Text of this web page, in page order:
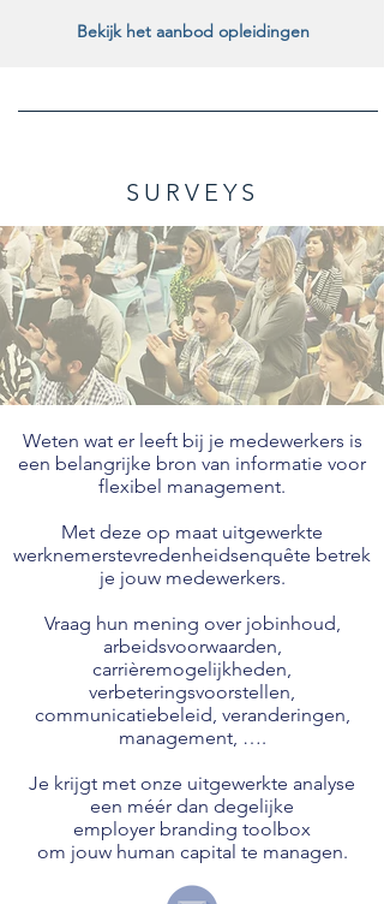
SURVEYS
Bekijk het aanbod opleidingen
Weten wat er leeft bij je medewerkers is
een belangrijke bron van informatie voor
flexibel management.
Met deze op maat uitgewerkte
werknemerstevredenheidsenquête betrek
je jouw medewerkers.
Vraag hun mening over jobinhoud,
arbeidsvoorwaarden,
carrièremogelijkheden,
verbeteringsvoorstellen,
communicatiebeleid, veranderingen,
management, ….
Je krijgt met onze uitgewerkte analyse
een méér dan degelijke
employer branding toolbox
om jouw human capital te managen.